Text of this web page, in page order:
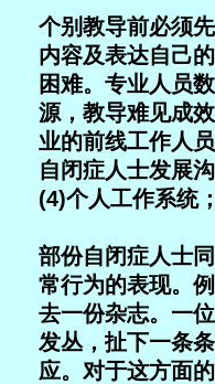
个别教导前必须
内容及表达自己
困难。专业人员
源，教导难见成
业的前线工作人
自闭症人士发展
(4)个人工作系统
部份自闭症人士
常行为的表现。
去一份杂志。一
发丛，扯下一条
应。对于这方面